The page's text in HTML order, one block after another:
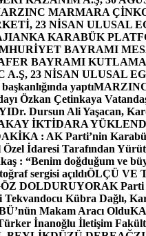
MARMARA
23 NİSAN ULUSAL
ANKA KARABÜK
BAYRAMI
BAYRAMI
A.Ş, 23 NİSAN ULUSAL
yaptı
Özkan Çetinkaya
Dr. Dursun Ali Yaşacan,
İKTİDARA
: AK Parti’nin
İdaresi Tarafından
: “Benim doğduğum ve
sergisi açıldıÖLÇÜ VE
DOLDURUYORAK Parti
Tekvandocu Kübra Dağlı,
Makam Aracı Oldu
İnanoğlu İletişim